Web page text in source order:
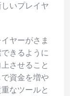
いプレイヤ
ヤーがさま
きるように
させること
資金を増や
なツールと